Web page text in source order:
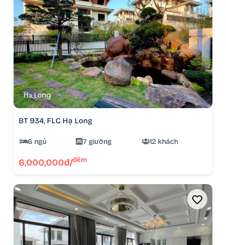
Hạ Long
BT 934, FLC Hạ Long
6 ngủ 7 giường 12 khách
6,000,000đ/đêm